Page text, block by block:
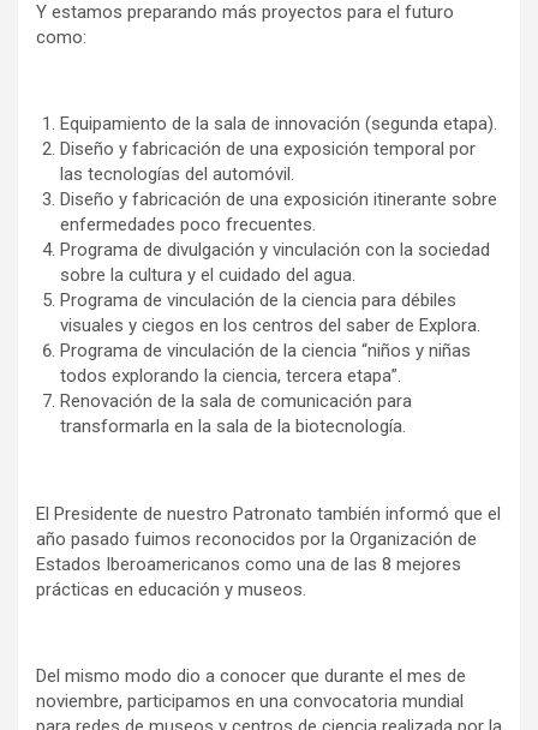
Y estamos preparando más proyectos para el futuro
como:
Equipamiento de la sala de innovación (segunda etapa).
Diseño y fabricación de una exposición temporal por
las tecnologías del automóvil.
Diseño y fabricación de una exposición itinerante sobre
enfermedades poco frecuentes.
Programa de divulgación y vinculación con la sociedad
sobre la cultura y el cuidado del agua.
Programa de vinculación de la ciencia para débiles
visuales y ciegos en los centros del saber de Explora.
Programa de vinculación de la ciencia “niños y niñas
todos explorando la ciencia, tercera etapa”.
Renovación de la sala de comunicación para
transformarla en la sala de la biotecnología.
El Presidente de nuestro Patronato también informó que el
año pasado fuimos reconocidos por la Organización de
Estados Iberoamericanos como una de las 8 mejores
prácticas en educación y museos.
Del mismo modo dio a conocer que durante el mes de
noviembre, participamos en una convocatoria mundial